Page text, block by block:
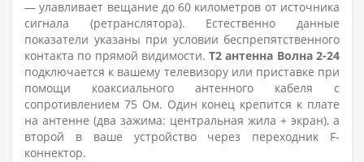
— улавливает вещание до 60 километров от источника
сигнала (ретранслятора). Естественно данные
показатели указаны при условии беспрепятственного
контакта по прямой видимости.Т2 антенна Волна 2-24
подключается к вашему телевизору или приставке при
помощи коаксиального антенного кабеля с
сопротивлением 75 Ом. Один конец крепится к плате
на антенне (два зажима: центральная жила + экран), а
второй в ваше устройство через переходник F-
коннектор.